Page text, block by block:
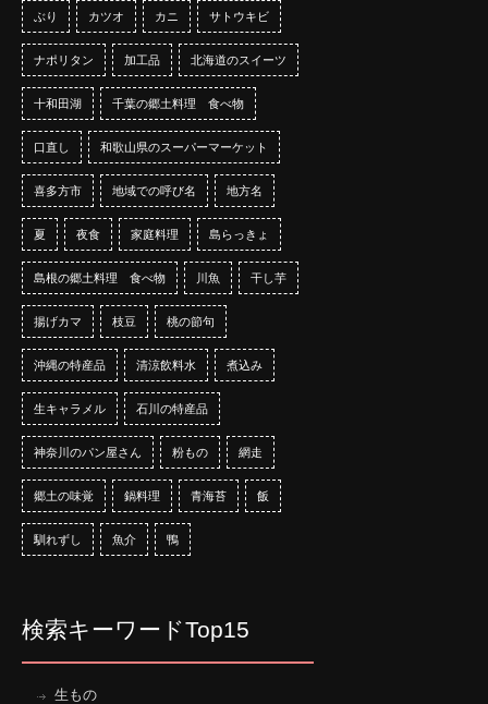
ぶり カツオ カニ サトウキビ
ナポリタン 加工品 北海道のスイーツ
十和田湖 千葉の郷土料理 食べ物
口直し 和歌山県のスーパーマーケット
喜多方市 地域での呼び名 地方名
夏 夜食 家庭料理 島らっきょ
島根の郷土料理 食べ物 川魚 干し芋
揚げカマ 枝豆 桃の節句
沖縄の特産品 清涼飲料水 煮込み
生キャラメル 石川の特産品
神奈川のパン屋さん 粉もの 網走
郷土の味覚 鍋料理 青海苔 飯
馴れずし 魚介 鴨
検索キーワードTop15
生もの